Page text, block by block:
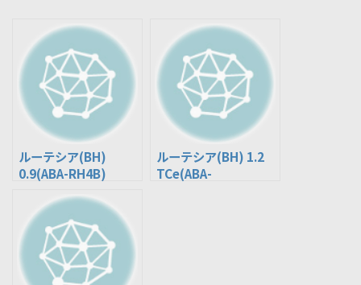
ルーテシア(BH)
0.9(ABA-RH4B)
ルーテシア(BH) 1.2
TCe(ABA-